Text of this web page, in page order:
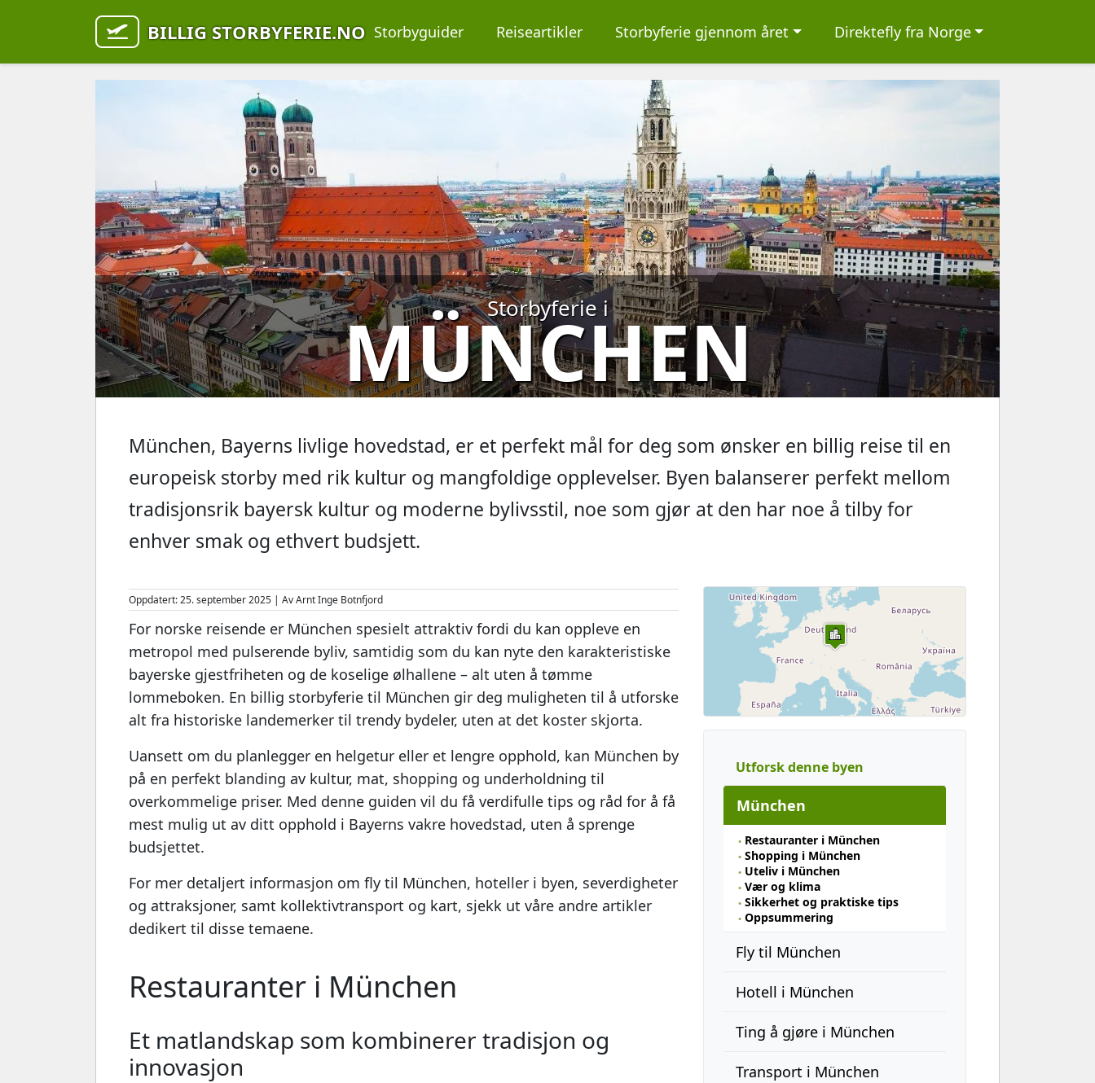
BILLIG STORBYFERIE.NO Storbyguider Reiseartikler Storbyferie gjennom året Direktefly fra Norge
Storbyferie i
MÜNCHEN
München, Bayerns livlige hovedstad, er et perfekt mål for deg som ønsker en billig reise til en
europeisk storby med rik kultur og mangfoldige opplevelser. Byen balanserer perfekt mellom
tradisjonsrik bayersk kultur og moderne bylivsstil, noe som gjør at den har noe å tilby for
enhver smak og ethvert budsjett.
Oppdatert: 25. september 2025 | Av Arnt Inge Botnfjord
For norske reisende er München spesielt attraktiv fordi du kan oppleve en
metropol med pulserende byliv, samtidig som du kan nyte den karakteristiske
bayerske gjestfriheten og de koselige ølhallene – alt uten å tømme
lommeboken. En billig storbyferie til München gir deg muligheten til å utforske
alt fra historiske landemerker til trendy bydeler, uten at det koster skjorta.
Uansett om du planlegger en helgetur eller et lengre opphold, kan München by
på en perfekt blanding av kultur, mat, shopping og underholdning til
overkommelige priser. Med denne guiden vil du få verdifulle tips og råd for å få
mest mulig ut av ditt opphold i Bayerns vakre hovedstad, uten å sprenge
budsjettet.
For mer detaljert informasjon om fly til München, hoteller i byen, severdigheter
og attraksjoner, samt kollektivtransport og kart, sjekk ut våre andre artikler
dedikert til disse temaene.
Restauranter i München
Et matlandskap som kombinerer tradisjon og
innovasjon
Utforsk denne byen
München
Restauranter i München
Shopping i München
Uteliv i München
Vær og klima
Sikkerhet og praktiske tips
Oppsummering
Fly til München
Hotell i München
Ting å gjøre i München
Transport i München